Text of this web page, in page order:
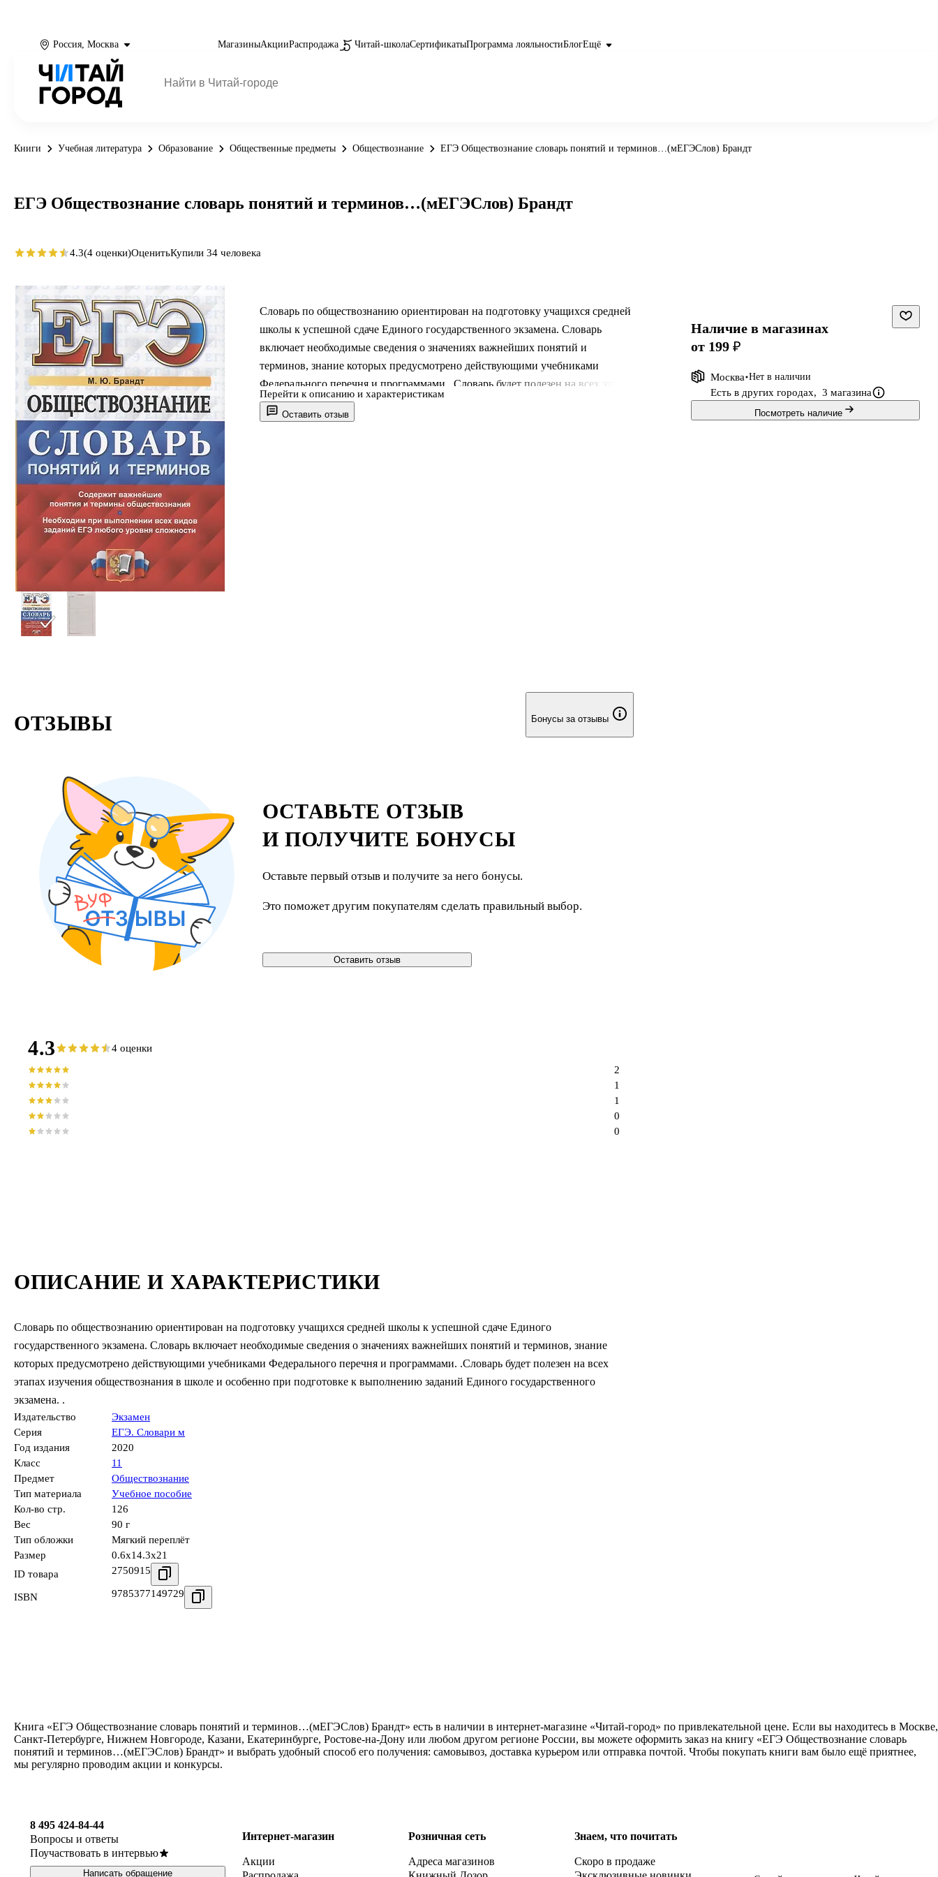
Россия, Москва МагазиныАкцииРаспродажа Читай-школаСертификатыПрограмма лояльностиБлогЕщё
Книги Учебная литература Образование Общественные предметы Обществознание ЕГЭ Обществознание словарь понятий и терминов…(мЕГЭСлов) Брандт
Оставить отзыв
Словарь по обществознанию ориентирован на подготовку учащихся средней
школы к успешной сдаче Единого государственного экзамена. Словарь
включает необходимые сведения о значениях важнейших понятий и
терминов, знание которых предусмотрено действующими учебниками
Федерального перечня и программами. .Словарь будет полезен на всех этапах
изучения обществознания в школе и особенно при подготовке к выполнению
заданий Единого государственного экзамена. .
Перейти к описанию и характеристикам
ЕГЭ Обществознание словарь понятий и терминов…(мЕГЭСлов) Брандт
4.3(4 оценки)ОценитьКупили 34 человека
Наличие в магазинах
от 199 ₽
Москва Нет в наличии
Есть в других городах, 3 магазина
Посмотреть наличие
ОПИСАНИЕ И ХАРАКТЕРИСТИКИ
Словарь по обществознанию ориентирован на подготовку учащихся средней школы к успешной сдаче Единого
государственного экзамена. Словарь включает необходимые сведения о значениях важнейших понятий и терминов, знание
которых предусмотрено действующими учебниками Федерального перечня и программами. .Словарь будет полезен на всех
этапах изучения обществознания в школе и особенно при подготовке к выполнению заданий Единого государственного
экзамена. .
Издательство
Экзамен
Серия
ЕГЭ. Словари м
Год издания
2020
Класс
11
Предмет
Обществознание
Тип материала
Учебное пособие
Кол-во стр.
126
Вес
90 г
Тип обложки
Мягкий переплёт
Размер
0.6x14.3x21
ID товара
2750915
ISBN 9785377149729
ОТЗЫВЫ Бонусы за отзывы
ОСТАВЬТЕ ОТЗЫВ
И ПОЛУЧИТЕ БОНУСЫ
Оставьте первый отзыв и получите за него бонусы.
Это поможет другим покупателям сделать правильный выбор.
Оставить отзыв
4.3 4 оценки
0
0
1
1
2
Книга «ЕГЭ Обществознание словарь понятий и терминов…(мЕГЭСлов) Брандт» есть в наличии в интернет-магазине «Читай-город» по привлекательной цене. Если вы находитесь в Москве,
Санкт-Петербурге, Нижнем Новгороде, Казани, Екатеринбурге, Ростове-на-Дону или любом другом регионе России, вы можете оформить заказ на книгу «ЕГЭ Обществознание словарь
понятий и терминов…(мЕГЭСлов) Брандт» и выбрать удобный способ его получения: самовывоз, доставка курьером или отправка почтой. Чтобы покупать книги вам было ещё приятнее,
мы регулярно проводим акции и конкурсы.
8 495 424-84-44
Вопросы и ответы
Поучаствовать в интервью
Написать обращение
Интернет-магазин
Акции
Розничная сеть
Адреса магазинов
Знаем, что почитать
Скоро в продаже